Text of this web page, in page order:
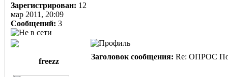
Зарегистрирован: 12
мар 2011, 20:09
Сообщений: 3
freezz
Заголовок сообщения: Re: ОПРОС